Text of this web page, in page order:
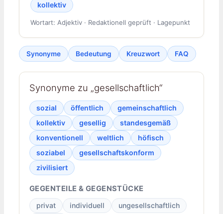
kollektiv
Wortart: Adjektiv · Redaktionell geprüft · Lagepunkt
Synonyme Bedeutung Kreuzwort FAQ
Synonyme zu „gesellschaftlich“
sozial öffentlich
gemeinschaftlich
kollektiv
gesellig
standesgemäß
konventionell
weltlich
höfisch
soziabel
gesellschaftskonform
zivilisiert
GEGENTEILE & GEGENSTÜCKE
privat individuell
ungesellschaftlich